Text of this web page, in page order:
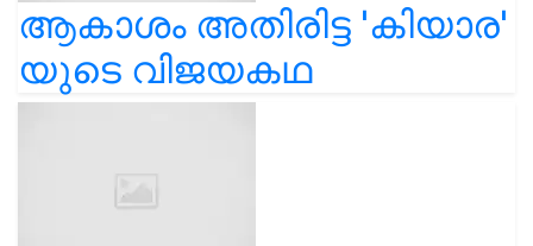
ആകാശം അതിരിട്ട 'കിയാര'
യുടെ വിജയകഥ